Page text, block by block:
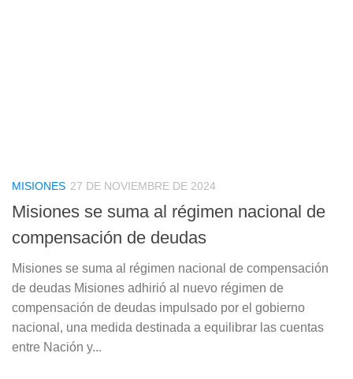
MISIONES 27 DE NOVIEMBRE DE 2024
Misiones se suma al régimen nacional de
compensación de deudas
Misiones se suma al régimen nacional de compensación
de deudas Misiones adhirió al nuevo régimen de
compensación de deudas impulsado por el gobierno
nacional, una medida destinada a equilibrar las cuentas
entre Nación y...